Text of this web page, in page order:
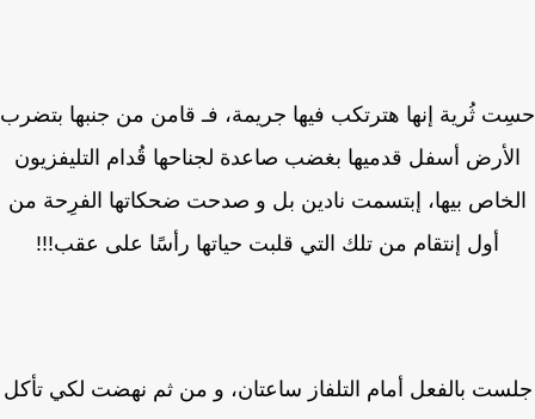
ثُرية إنها هترتكب فيها جريمة، فـ قامن من جنبها بتضرب
أسفل قدميها بغضب صاعدة لجناحها قُدام التليفزيون
بيها، إبتسمت نادين بل و صدحت ضحكاتها الفرِحة من
أول إنتقام من تلك التي قلبت حياتها رأسًا على عقب!!!
بالفعل أمام التلفاز ساعتان، و من ثم نهضت لكي تأكل